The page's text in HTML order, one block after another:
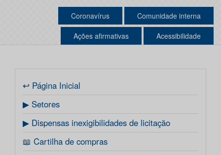
Coronavírus Comunidade interna
Ações afirmativas Acessibilidade
↩ Página Inicial
▶ Setores
▶ Dispensas inexigibilidades de licitação
📖 Cartilha de compras